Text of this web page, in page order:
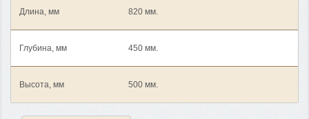
Длина, мм 820 мм.
Глубина, мм 450 мм.
Высота, мм 500 мм.